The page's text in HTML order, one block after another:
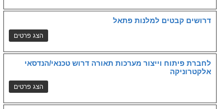
דרושים קבטים למלנות פתאל
לחברת פיתוח וייצור מערכות תאורה דרוש טכנאי/הנדסאי
אלקטרוניקה